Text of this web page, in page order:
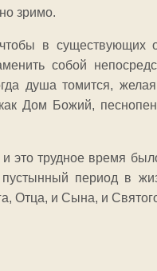
зримо.
в существующих
собой
душа томится,
Дом Божий,
это трудное время
период в
Отца, и Сына, и